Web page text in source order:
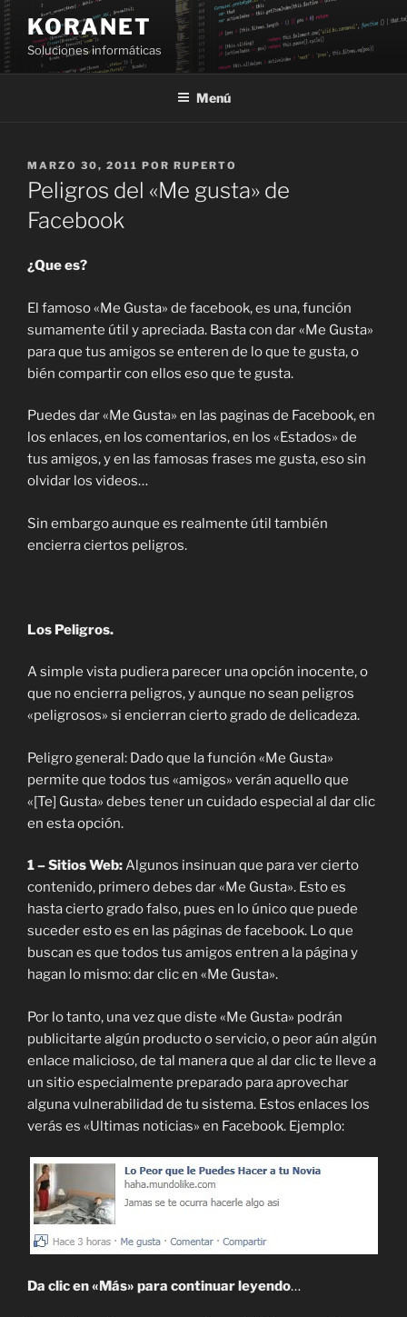
Saltar
al
contenido
KORANET
Soluciones informáticas
Menú
PUBLICADO
EL
MARZO 30, 2011 POR RUPERTO
Peligros del «Me gusta» de
Facebook
¿Que es?
El famoso «Me Gusta» de facebook, es una, función
sumamente útil y apreciada. Basta con dar «Me Gusta»
para que tus amigos se enteren de lo que te gusta, o
bién compartir con ellos eso que te gusta.
Puedes dar «Me Gusta» en las paginas de Facebook, en
los enlaces, en los comentarios, en los «Estados» de
tus amigos, y en las famosas frases me gusta, eso sin
olvidar los videos…
Sin embargo aunque es realmente útil también
encierra ciertos peligros.
Los Peligros.
A simple vista pudiera parecer una opción inocente, o
que no encierra peligros, y aunque no sean peligros
«peligrosos» si encierran cierto grado de delicadeza.
Peligro general: Dado que la función «Me Gusta»
permite que todos tus «amigos» verán aquello que
«[Te] Gusta» debes tener un cuidado especial al dar clic
en esta opción.
1 – Sitios Web:Algunos insinuan que para ver cierto
contenido, primero debes dar «Me Gusta». Esto es
hasta cierto grado falso, pues en lo único que puede
suceder esto es en las páginas de facebook. Lo que
buscan es que todos tus amigos entren a la página y
hagan lo mismo: dar clic en «Me Gusta».
Por lo tanto, una vez que diste «Me Gusta» podrán
publicitarte algún producto o servicio, o peor aún algún
enlace malicioso, de tal manera que al dar clic te lleve a
un sitio especialmente preparado para aprovechar
alguna vulnerabilidad de tu sistema. Estos enlaces los
verás es «Ultimas noticias» en Facebook. Ejemplo:
Da clic en «Más» para continuar leyendo…